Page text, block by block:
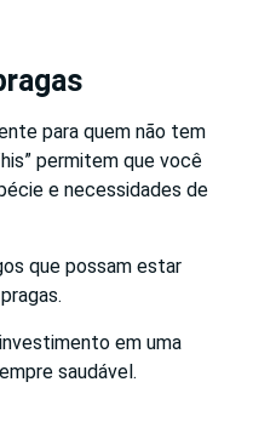
para quem não tem
permitem que você
e necessidades de
que possam estar
em uma
saudável.